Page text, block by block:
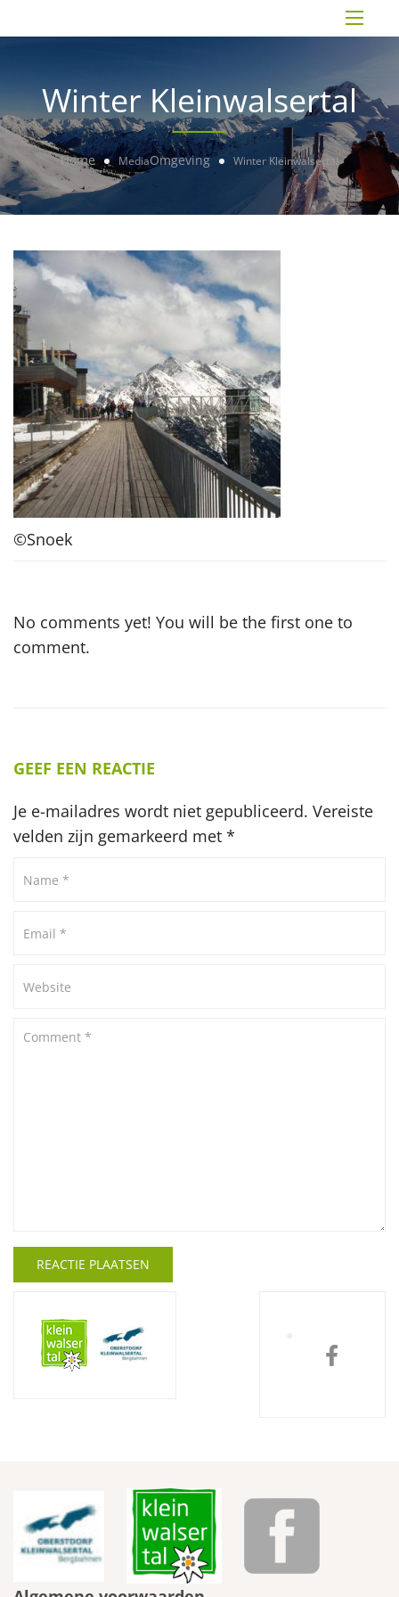
Winter Kleinwalsertal
Home MediaOmgeving Winter Kleinwalsertal
©Snoek
No comments yet! You will be the first one to
comment.
GEEF EEN REACTIE
Je e-mailadres wordt niet gepubliceerd. Vereiste
velden zijn gemarkeerd met *